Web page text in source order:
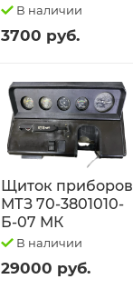
В наличии
3700 руб.
Щиток приборов
МТЗ 70-3801010-
Б-07 МК
В наличии
29000 руб.